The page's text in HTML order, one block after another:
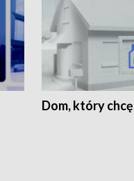
Dom, który chcę